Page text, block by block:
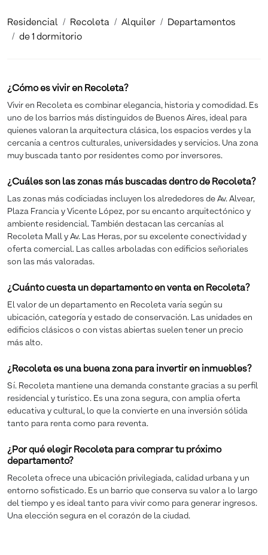
Residencial Recoleta Alquiler
Departamentos
de 1 dormitorio
¿Cómo es vivir en Recoleta?
Vivir en Recoleta es combinar elegancia, historia y comodidad. Es
uno de los barrios más distinguidos de Buenos Aires, ideal para
quienes valoran la arquitectura clásica, los espacios verdes y la
cercanía a centros culturales, universidades y servicios. Una zona
muy buscada tanto por residentes como por inversores.
¿Cuáles son las zonas más buscadas dentro de Recoleta?
Las zonas más codiciadas incluyen los alrededores de Av. Alvear,
Plaza Francia y Vicente López, por su encanto arquitectónico y
ambiente residencial. También destacan las cercanías al
Recoleta Mall y Av. Las Heras, por su excelente conectividad y
oferta comercial. Las calles arboladas con edificios señoriales
son las más valoradas.
¿Cuánto cuesta un departamento en venta en Recoleta?
El valor de un departamento en Recoleta varía según su
ubicación, categoría y estado de conservación. Las unidades en
edificios clásicos o con vistas abiertas suelen tener un precio
más alto.
¿Recoleta es una buena zona para invertir en inmuebles?
Sí. Recoleta mantiene una demanda constante gracias a su perfil
residencial y turístico. Es una zona segura, con amplia oferta
educativa y cultural, lo que la convierte en una inversión sólida
tanto para renta como para reventa.
¿Por qué elegir Recoleta para comprar tu próximo
departamento?
Recoleta ofrece una ubicación privilegiada, calidad urbana y un
entorno sofisticado. Es un barrio que conserva su valor a lo largo
del tiempo y es ideal tanto para vivir como para generar ingresos.
Una elección segura en el corazón de la ciudad.